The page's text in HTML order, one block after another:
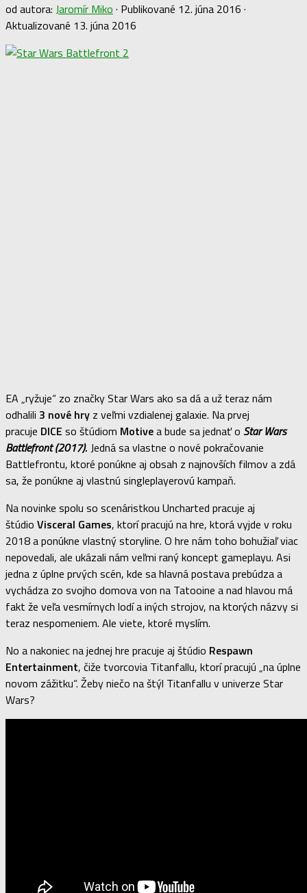
od autora: Jaromír Miko · Publikované 12. júna 2016 ·
Aktualizované 13. júna 2016
EA „ryžuje“ zo značky Star Wars ako sa dá a už teraz nám
odhalili 3 nové hry z veľmi vzdialenej galaxie. Na prvej
pracuje DICE so štúdiom Motivea bude sa jednať o Star Wars
Battlefront (2017). Jedná sa vlastne o nové pokračovanie
Battlefrontu, ktoré ponúkne aj obsah z najnovších filmov a zdá
sa, že ponúkne aj vlastnú singleplayerovú kampaň.
Na novinke spolu so scenáristkou Uncharted pracuje aj
štúdio Visceral Games, ktorí pracujú na hre, ktorá vyjde v roku
2018 a ponúkne vlastný storyline. O hre nám toho bohužiaľ viac
nepovedali, ale ukázali nám veľmi raný koncept gameplayu. Asi
jedna z úplne prvých scén, kde sa hlavná postava prebúdza a
vychádza zo svojho domova von na Tatooine a nad hlavou má
fakt že veľa vesmírnych lodí a iných strojov, na ktorých názvy si
teraz nespomeniem. Ale viete, ktoré myslím.
No a nakoniec na jednej hre pracuje aj štúdio Respawn
Entertainment, čiže tvorcovia Titanfallu, ktorí pracujú „na úplne
novom zážitku“. Žeby niečo na štýl Titanfallu v univerze Star
Wars?